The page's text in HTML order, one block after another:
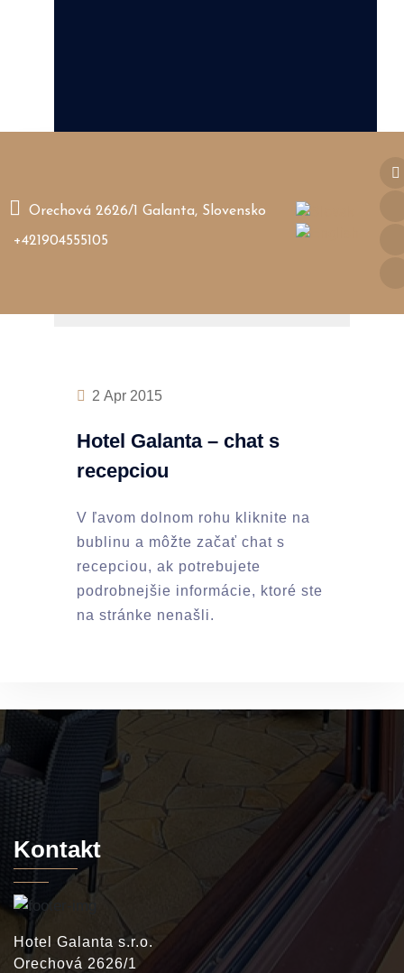
Orechová 2626/1 Galanta, Slovensko
+421904555105
2 Apr 2015
Hotel Galanta – chat s
recepciou
V ľavom dolnom rohu kliknite na
bublinu a môžte začať chat s
recepciou, ak potrebujete
podrobnejšie informácie, ktoré ste
na stránke nenašli.
Kontakt
Hotel Galanta s.r.o.
Orechová 2626/1